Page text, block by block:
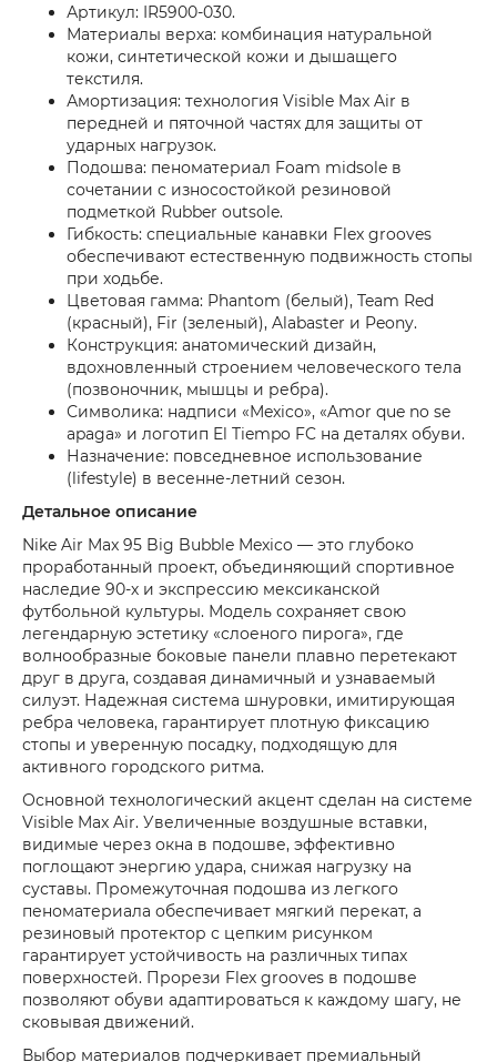
Артикул: IR5900-030.
Материалы верха: комбинация натуральной
кожи, синтетической кожи и дышащего
текстиля.
Амортизация: технология Visible Max Air в
передней и пяточной частях для защиты от
ударных нагрузок.
Подошва: пеноматериал Foam midsole в
сочетании с износостойкой резиновой
подметкой Rubber outsole.
Гибкость: специальные канавки Flex grooves
обеспечивают естественную подвижность стопы
при ходьбе.
Цветовая гамма: Phantom (белый), Team Red
(красный), Fir (зеленый), Alabaster и Peony.
Конструкция: анатомический дизайн,
вдохновленный строением человеческого тела
(позвоночник, мышцы и ребра).
Символика: надписи «Mexico», «Amor que no se
apaga» и логотип El Tiempo FC на деталях обуви.
Назначение: повседневное использование
(lifestyle) в весенне-летний сезон.
Детальное описание
Nike Air Max 95 Big Bubble Mexico — это глубоко
проработанный проект, объединяющий спортивное
наследие 90-х и экспрессию мексиканской
футбольной культуры. Модель сохраняет свою
легендарную эстетику «слоеного пирога», где
волнообразные боковые панели плавно перетекают
друг в друга, создавая динамичный и узнаваемый
силуэт. Надежная система шнуровки, имитирующая
ребра человека, гарантирует плотную фиксацию
стопы и уверенную посадку, подходящую для
активного городского ритма.
Основной технологический акцент сделан на системе
Visible Max Air. Увеличенные воздушные вставки,
видимые через окна в подошве, эффективно
поглощают энергию удара, снижая нагрузку на
суставы. Промежуточная подошва из легкого
пеноматериала обеспечивает мягкий перекат, а
резиновый протектор с цепким рисунком
гарантирует устойчивость на различных типах
поверхностей. Прорези Flex grooves в подошве
позволяют обуви адаптироваться к каждому шагу, не
сковывая движений.
Выбор материалов подчеркивает премиальный